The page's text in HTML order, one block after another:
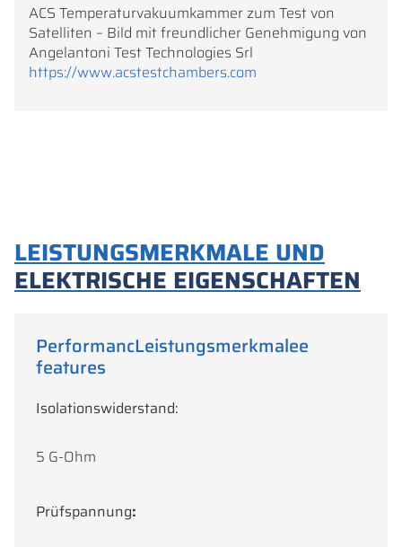
ACS Temperaturvakuumkammer zum Test von
Satelliten – Bild mit freundlicher Genehmigung von
Angelantoni Test Technologies Srl
https://www.acstestchambers.com
LEISTUNGSMERKMALE UND
ELEKTRISCHE EIGENSCHAFTEN
PerformancLeistungsmerkmalee
features
Isolationswiderstand:
5 G-Ohm
Prüfspannung: